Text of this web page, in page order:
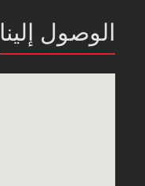
الوصول إلينا